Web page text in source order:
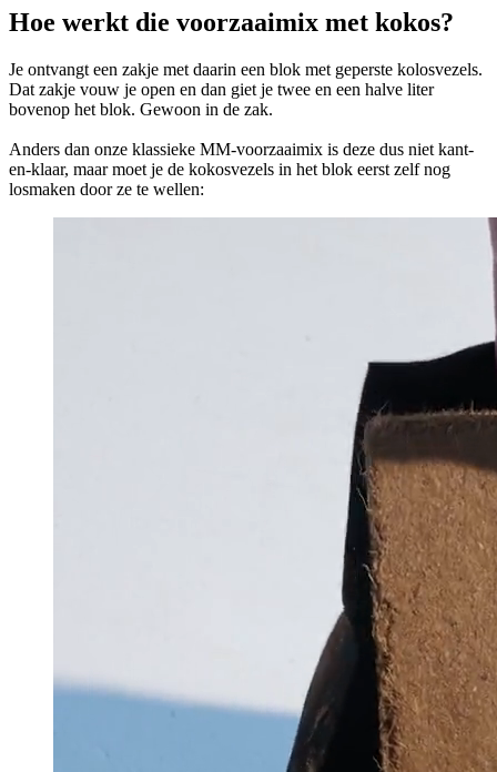
Hoe werkt die voorzaaimix met kokos?
Je ontvangt een zakje met daarin een blok met geperste kolosvezels.
Dat zakje vouw je open en dan giet je twee en een halve liter
bovenop het blok. Gewoon in de zak.
Anders dan onze klassieke MM-voorzaaimix is deze dus niet kant-
en-klaar, maar moet je de kokosvezels in het blok eerst zelf nog
losmaken door ze te wellen: